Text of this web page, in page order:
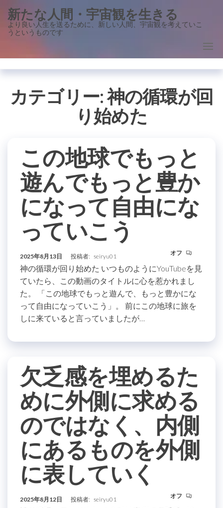
ン
に
新たな人間・宇宙観を生きる
より良い人生を送るために、新しい人間、宇宙観を考えていこ
うというものです
カテゴリー:神の循環が回
り始めた
この地球でもっと
遊んでもっと豊か
になって自由にな
っていこう
2025年8月13日 投稿者: seiryu01 オフ
神の循環が回り始めた いつものようにYouTubeを見
ていたら、この動画のタイトルに心を惹かれまし
た。 「この地球でもっと遊んで、もっと豊かにな
って自由になっていこう」。 前にこの地球に旅を
しに来ていると言っていましたが…
欠乏感を埋めるた
めに外側に求める
のではなく、内側
にあるものを外側
に表していく
2025年8月12日 投稿者: seiryu01 オフ